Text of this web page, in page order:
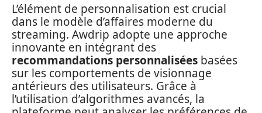
L’élément de personnalisation est crucial
dans le modèle d’affaires moderne du
streaming. Awdrip adopte une approche
innovante en intégrant des
recommandations personnalisées basées
sur les comportements de visionnage
antérieurs des utilisateurs. Grâce à
l’utilisation d’algorithmes avancés, la